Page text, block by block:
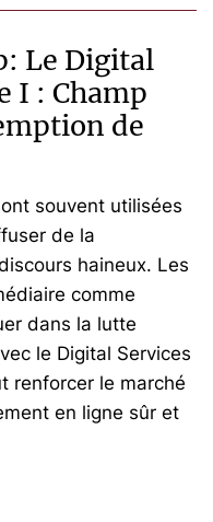
Le Digital
I : Champ
de
souvent utilisées
de la
haineux. Les
comme
dans la lutte
le Digital Services
renforcer le marché
en ligne sûr et